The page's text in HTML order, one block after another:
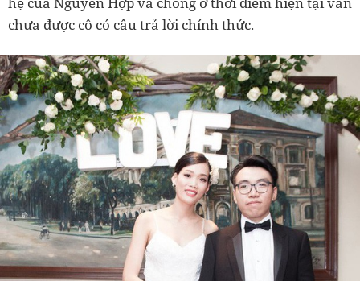
chưa được cô có câu trả lời chính thức.